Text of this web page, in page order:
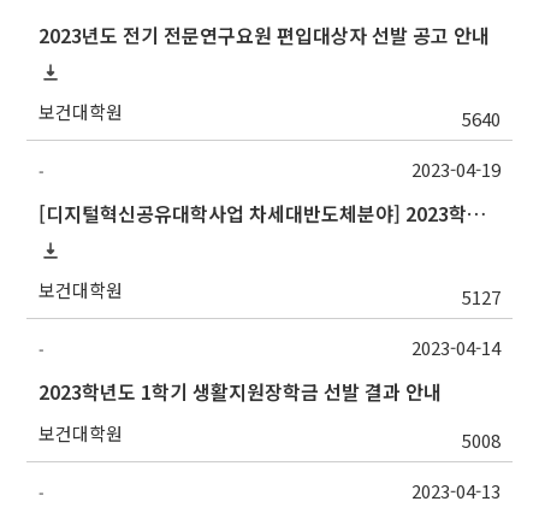
2023년도 전기 전문연구요원 편입대상자 선발 공고 안내
보건대학원 5640
-
[디지털혁신공유대학사업 차세대반도체분야] 2023학년도 여름기 강원대학교 교류 수학 안내
보건대학원 5127
2023-04-19
-
2023학년도 1학기 생활지원장학금 선발 결과 안내
보건대학원 5008
2023-04-14
- 2023-04-13